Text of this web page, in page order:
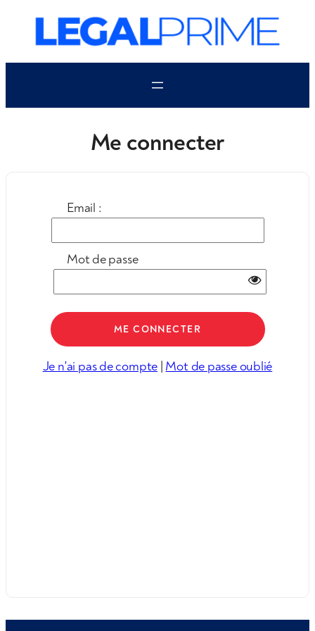
contenu
Me connecter
Email :
Mot de passe
Je n'ai pas de compte | Mot de passe oublié